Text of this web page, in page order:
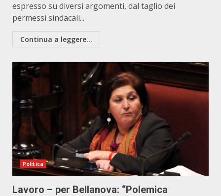
espresso su diversi argomenti, dal taglio dei
permessi sindacali...
Continua a leggere...
Politica
Lavoro – per Bellanova: “Polemica